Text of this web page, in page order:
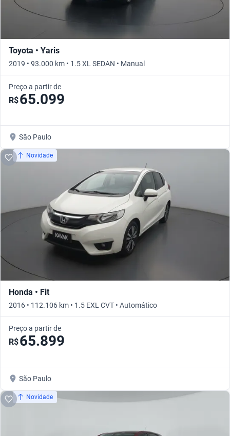
Toyota • Yaris
2019 • 93.000 km • 1.5 XL SEDAN • Manual
Preço a partir de
R$65.099
São Paulo
Novidade
Honda • Fit
2016 • 112.106 km • 1.5 EXL CVT • Automático
Preço a partir de
R$65.899
São Paulo
Novidade